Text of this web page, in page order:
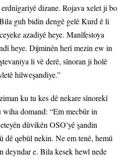
dizane. Rojava xelet ji bo
guh bidin dengê gelê Kurd ê li
azadiyê heye. Manîfestoya
heye. Dijminên herî mezin ew in
li vê derê, sînoran ji holê
hilweşandiye.”
ku tu kes dê nekare sînorekî
domand: “Em mecbûr in
dûvikên OSO’yê şandin
dê qebûl nekin. Ne em tenê, hemû
deyndar e. Bila kesek hewl nede